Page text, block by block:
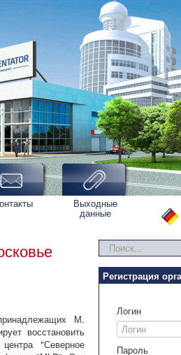
Выходные
данные
М.
восстановить
центра "Северное
Искать...
Регистрация
Логин
Пароль